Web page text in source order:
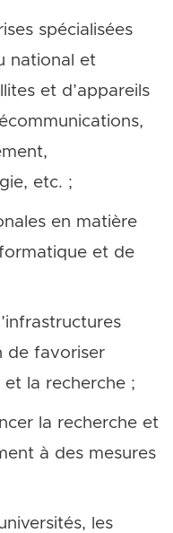
spécialisées
national et
et d’appareils
etc. ;
en matière
et de
de favoriser
et la recherche ;
la recherche et
à des mesures
les